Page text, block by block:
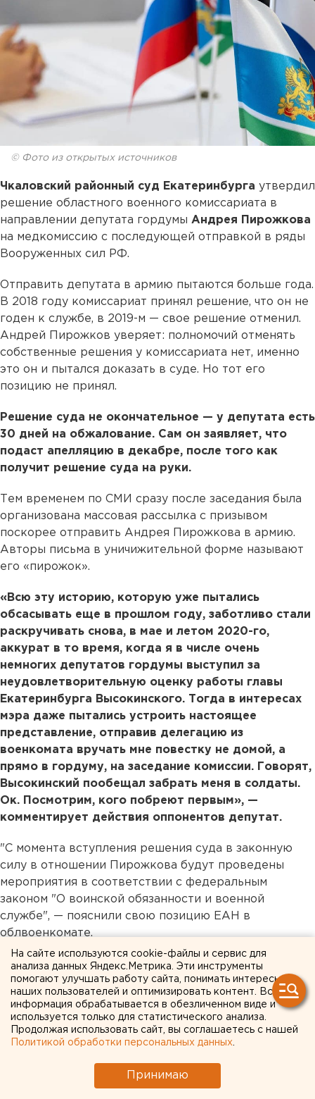
© Фото из открытых источников
Чкаловский районный суд Екатеринбурга утвердил
решение областного военного комиссариата в
направлении депутата гордумы Андрея Пирожкова
на медкомиссию с последующей отправкой в ряды
Вооруженных сил РФ.
Отправить депутата в армию пытаются больше года.
В 2018 году комиссариат принял решение, что он не
годен к службе, в 2019-м — свое решение отменил.
Андрей Пирожков уверяет: полномочий отменять
собственные решения у комиссариата нет, именно
это он и пытался доказать в суде. Но тот его
позицию не принял.
Решение суда не окончательное — у депутата есть
30 дней на обжалование. Сам он заявляет, что
подаст апелляцию в декабре, после того как
получит решение суда на руки.
Тем временем по СМИ сразу после заседания была
организована массовая рассылка с призывом
поскорее отправить Андрея Пирожкова в армию.
Авторы письма в уничижительной форме называют
его «пирожок».
«Всю эту историю, которую уже пытались
обсасывать еще в прошлом году, заботливо стали
раскручивать снова, в мае и летом 2020-го,
аккурат в то время, когда я в числе очень
немногих депутатов гордумы выступил за
неудовлетворительную оценку работы главы
Екатеринбурга Высокинского. Тогда в интересах
мэра даже пытались устроить настоящее
представление, отправив делегацию из
военкомата вручать мне повестку не домой, а
прямо в гордуму, на заседание комиссии. Говорят,
Высокинский пообещал забрать меня в солдаты.
Ок. Посмотрим, кого побреют первым», —
комментирует действия оппонентов депутат.
"С момента вступления решения суда в законную
силу в отношении Пирожкова будут проведены
мероприятия в соответствии с федеральным
законом "О воинской обязанности и военной
службе", — пояснили свою позицию ЕАН в
облвоенкомате.
Напомним, 25-летний Пирожков стал депутатом от
КПРФ в сентябре 2018 года.
Есть новость — поделитесь! Мессенджеры ЕАН для
ценной информации:+7 922 143 47 42.
Общество
На сайте используются cookie-файлы и сервис для
анализа данных Яндекс.Метрика. Эти инструменты
помогают улучшать работу сайта, понимать интересы
наших пользователей и оптимизировать контент. Вся
информация обрабатывается в обезличенном виде и
используется только для статистического анализа.
Продолжая использовать сайт, вы соглашаетесь с нашей
Политикой обработки персональных данных
Принимаю